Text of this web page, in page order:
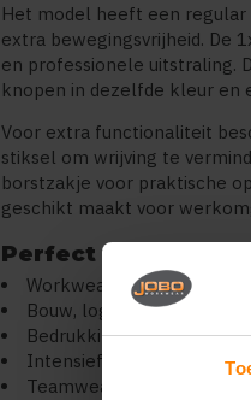
Het model heeft een
extra bewegingsvrijheid. De
en professionele uitstraling.
knopen in dezelfde kleur en
Voor extra functionaliteit
stiksel om wrijving te
borstzakje voor praktische
geschikt maakt voor
Perfect voor
Workwear en
Bouw, logistiek en techniek
Bedrukking en
Intensief dagelijks gebruik
Teamwear en uniformen